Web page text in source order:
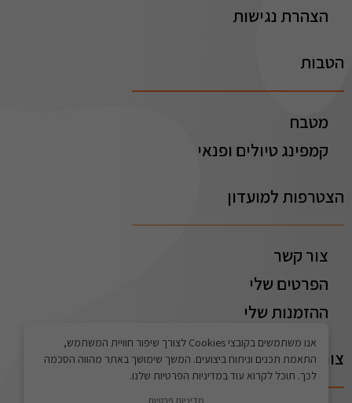
אנו משתמשים בקובצי Cookies לצורך שיפור חוויית המשתמש,
התאמת תכנים וניתוח ביצועים. המשך שימושך באתר מהווה הסכמה
לכך. תוכל לקרוא עוד במדיניות הפרטיות שלנו.
מדיניות פרטיות
הצהרת נגישות
הטבות
מטבח
קמפינג טיולים ופנאי
הצטרפות למועדון
צור קשר
הפרטים שלי
ההזמנות שלי
צור קשר